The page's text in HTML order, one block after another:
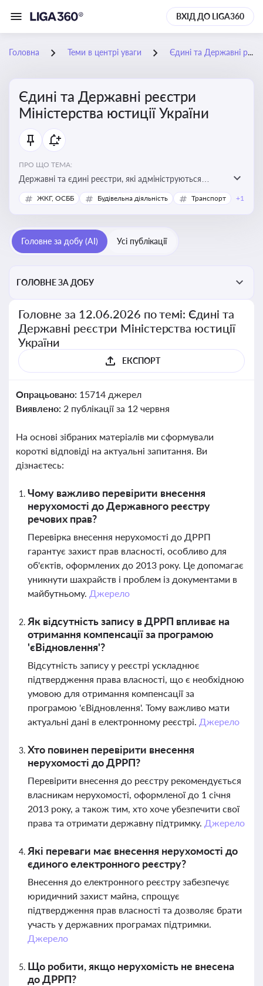
ВХІД ДО LIGA360
Головна Теми в центрі уваги Єдині та Державні реєстри Міністерства юстиції України
Єдині та Державні реєстри
Міністерства юстиції України
ПРО ЩО ТЕМА:
Державні та єдині реєстри, які адмініструються
Мінюстом України, і є ключовими інструментами для
юридичного захисту, ідентифікації прав, та
сімейних та майнових відносин
ЖКГ, ОСББ Будівельна діяльність Транспорт +1
Головне за добу (AI) Усі публікації
ГОЛОВНЕ ЗА ДОБУ
Головне за 12.06.2026 по темі: Єдині та
Державні реєстри Міністерства юстиції
України
ЕКСПОРТ
Опрацьовано: 15714 джерел
Виявлено: 2 публікації за 12 червня
На основі зібраних матеріалів ми сформували
короткі відповіді на актуальні запитання. Ви
дізнаєтесь:
Чому важливо перевірити внесення
нерухомості до Державного реєстру
речових прав?
Перевірка внесення нерухомості до ДРРП
гарантує захист прав власності, особливо для
об'єктів, оформлених до 2013 року. Це допомагає
уникнути шахрайств і проблем із документами в
майбутньому. Джерело
Як відсутність запису в ДРРП впливає на
отримання компенсації за програмою
'єВідновлення'?
Відсутність запису у реєстрі ускладнює
підтвердження права власності, що є необхідною
умовою для отримання компенсації за
програмою 'єВідновлення'. Тому важливо мати
актуальні дані в електронному реєстрі. Джерело
Хто повинен перевірити внесення
нерухомості до ДРРП?
Перевірити внесення до реєстру рекомендується
власникам нерухомості, оформленої до 1 січня
2013 року, а також тим, хто хоче убезпечити свої
права та отримати державну підтримку. Джерело
Які переваги має внесення нерухомості до
єдиного електронного реєстру?
Внесення до електронного реєстру забезпечує
юридичний захист майна, спрощує
підтвердження прав власності та дозволяє брати
участь у державних програмах підтримки.
Джерело
Що робити, якщо нерухомість не внесена
до ДРРП?